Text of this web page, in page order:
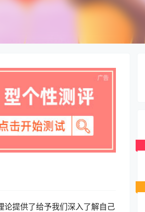
论提供了给予我们深入了解自己